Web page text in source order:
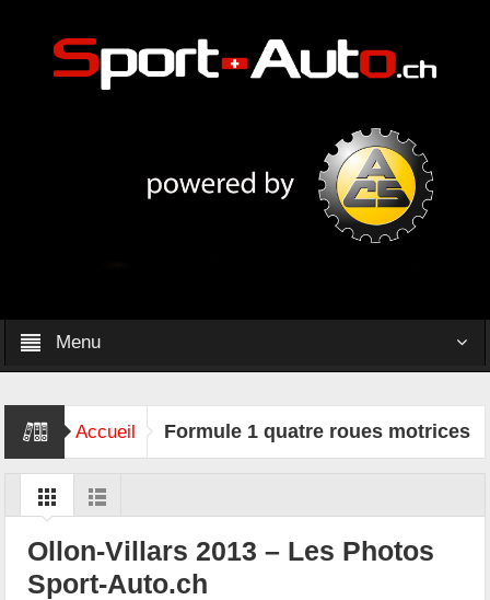
Menu
Accueil Formule 1 quatre roues motrices
Ollon-Villars 2013 – Les Photos
Sport-Auto.ch